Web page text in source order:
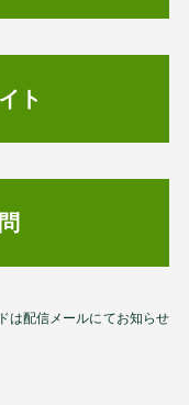
ト
は配信メールにてお知らせ